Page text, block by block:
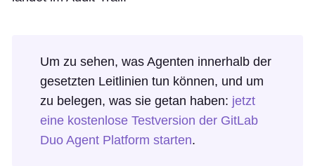
Um zu sehen, was Agenten innerhalb der
gesetzten Leitlinien tun können, und um
zu belegen, was sie getan haben: jetzt
eine kostenlose Testversion der GitLab
Duo Agent Platform starten.